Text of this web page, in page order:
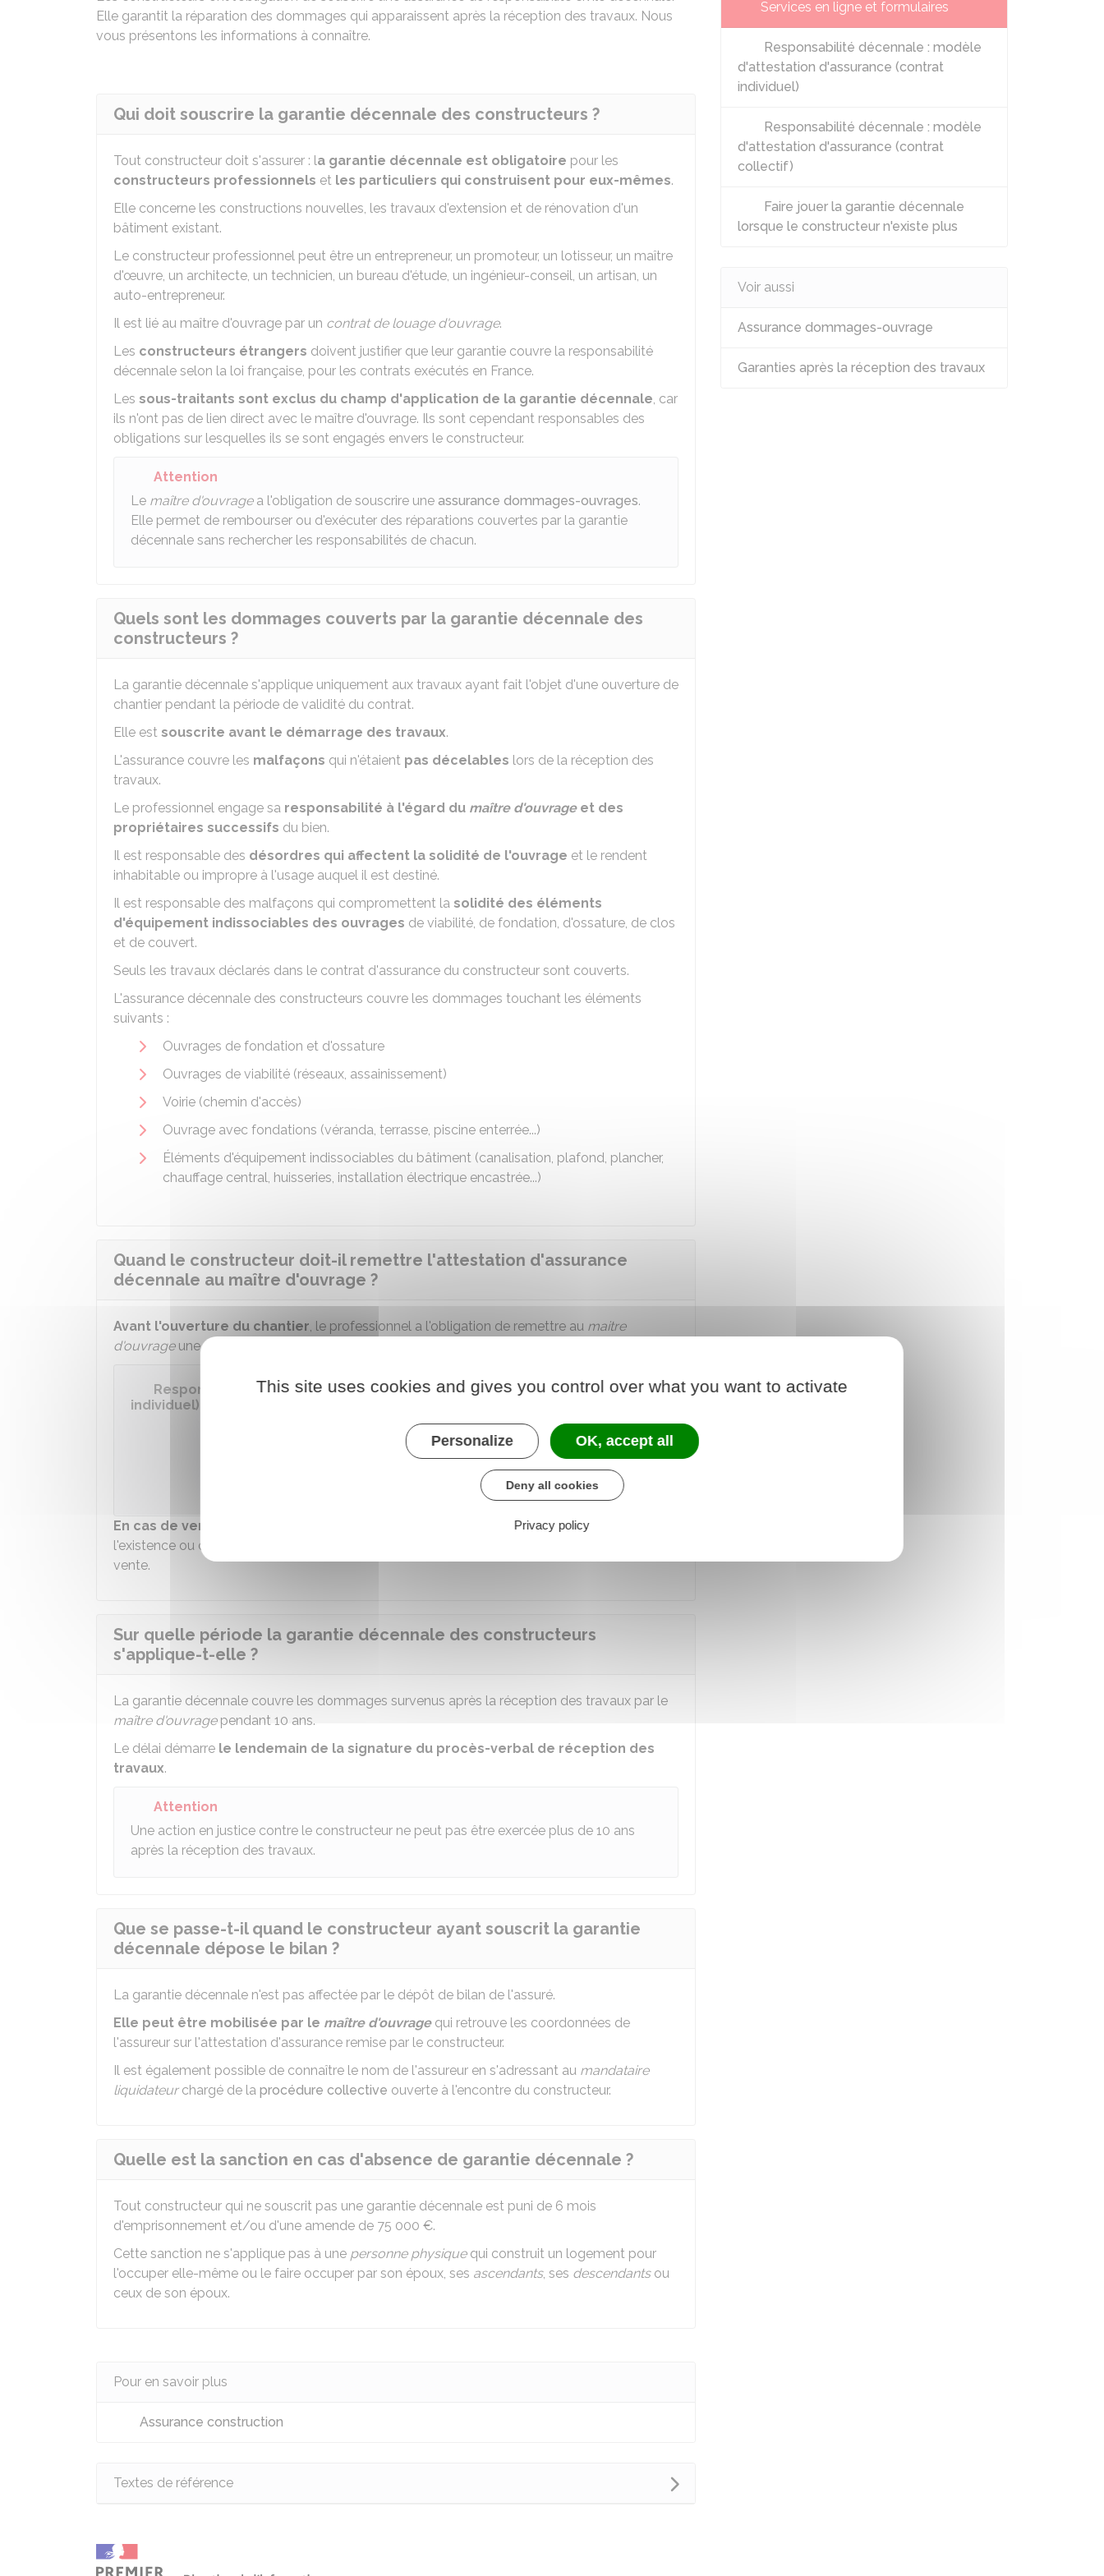
Elle garantit la réparation des dommages qui apparaissent après la réception des travaux. Nous
vous présentons les informations à connaître.
Qui doit souscrire la garantie décennale des constructeurs ?
Tout constructeur doit s'assurer : la garantie décennale est obligatoire pour les
constructeurs professionnels et les particuliers qui construisent pour eux-mêmes.
Elle concerne les constructions nouvelles, les travaux d'extension et de rénovation d'un
bâtiment existant.
Le constructeur professionnel peut être un entrepreneur, un promoteur, un lotisseur, un maître
d'œuvre, un architecte, un technicien, un bureau d'étude, un ingénieur-conseil, un artisan, un
auto-entrepreneur.
Il est lié au maître d'ouvrage par un contrat de louage d'ouvrage.
Les constructeurs étrangers doivent justifier que leur garantie couvre la responsabilité
décennale selon la loi française, pour les contrats exécutés en France.
Les sous-traitants sont exclus du champ d'application de la garantie décennale, car
ils n'ont pas de lien direct avec le maître d'ouvrage. Ils sont cependant responsables des
obligations sur lesquelles ils se sont engagés envers le constructeur.
Attention
Le maître d'ouvragea l'obligation de souscrire une assurance dommages-ouvrages.
Elle permet de rembourser ou d'exécuter des réparations couvertes par la garantie
décennale sans rechercher les responsabilités de chacun.
Quels sont les dommages couverts par la garantie décennale des
constructeurs ?
La garantie décennale s'applique uniquement aux travaux ayant fait l'objet d'une ouverture de
chantier pendant la période de validité du contrat.
Elle est souscrite avant le démarrage des travaux.
L'assurance couvre les malfaçons qui n'étaient pas décelables lors de la réception des
travaux.
Le professionnel engage sa responsabilité à l'égard du maître d'ouvrageet des
propriétaires successifs du bien.
Il est responsable des désordres qui affectent la solidité de l'ouvrage et le rendent
inhabitable ou impropre à l'usage auquel il est destiné.
Il est responsable des malfaçons qui compromettent la solidité des éléments
d'équipement indissociables des ouvrages de viabilité, de fondation, d'ossature, de clos
et de couvert.
Seuls les travaux déclarés dans le contrat d'assurance du constructeur sont couverts.
L'assurance décennale des constructeurs couvre les dommages touchant les éléments
suivants :
Ouvrages de fondation et d'ossature
Ouvrages de viabilité (réseaux, assainissement)
Voirie (chemin d'accès)
Ouvrage avec fondations (véranda, terrasse, piscine enterrée...)
Éléments d'équipement indissociables du bâtiment (canalisation, plafond, plancher,
chauffage central, huisseries, installation électrique encastrée...)
Quand le constructeur doit-il remettre l'attestation d'assurance
décennale au maître d'ouvrage ?
Avant l'ouverture du chantier, le professionnel a l'obligation de remettre au maitre
d'ouvrage une attestation d'assurance de responsabilité civile décennale.
Responsabilité décennale : modèle d'attestation d'assurance (contrat
individuel)
Accéder au Modèle de document
Direction de l'information légale et administrative (Dila) - Premier ministre
En cas de vente d'un logement
suivant sa construction, la mention de
l'existence ou de l'absence des assurances obligatoires doit être annexée au contrat de
vente.
Sur quelle période la garantie décennale des constructeurs
s'applique-t-elle ?
La garantie décennale couvre les dommages survenus après la réception des travaux par le
maître d'ouvragependant 10 ans.
Le délai démarre le lendemain de la signature du procès-verbal de réception des
travaux.
Attention
Une action en justice contre le constructeur ne peut pas être exercée plus de 10 ans
après la réception des travaux.
Que se passe-t-il quand le constructeur ayant souscrit la garantie
décennale dépose le bilan ?
La garantie décennale n'est pas affectée par le dépôt de bilan de l'assuré.
Elle peut être mobilisée par le maître d'ouvragequi retrouve les coordonnées de
l'assureur sur l'attestation d'assurance remise par le constructeur.
Il est également possible de connaître le nom de l'assureur en s'adressant au mandataire
liquidateurchargé de la procédure collective ouverte à l'encontre du constructeur.
Quelle est la sanction en cas d'absence de garantie décennale ?
Tout constructeur qui ne souscrit pas une garantie décennale est puni de 6 mois
d'emprisonnement et/ou d'une amende de 75 000 €.
Cette sanction ne s'applique pas à une personne physiquequi construit un logement pour
l'occuper elle-même ou le faire occuper par son époux, ses ascendants, ses descendantsou
ceux de son époux.
Pour en savoir plus
Assurance construction
Textes de référence
Services en ligne et formulaires
Responsabilité décennale : modèle
d'attestation d'assurance (contrat
individuel)
Responsabilité décennale : modèle
d'attestation d'assurance (contrat
collectif)
Faire jouer la garantie décennale
lorsque le constructeur n'existe plus
Voir aussi
Assurance dommages-ouvrage
Garanties après la réception des travaux
This site uses cookies and gives you control over what you want to activate
Personalize OK, accept all
Deny all cookies
Privacy policy